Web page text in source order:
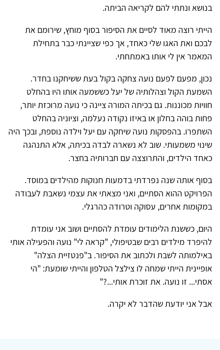
בנושא ונתתי להם לקריאה הביתה.
הייתי רוצה מאוד לסיים את הסיפור בסוף מוחץ, שירומם את
לבכם ואת האגו שלי כאחד, אך כפי שציינתי כבר בתחילת
המאמר אין לי אותו באמתחתי.
נכון, מפעם לפעם נועה צחקה בקול בעת ששיחקנו בחדר.
השמעת הקול וצהלותיה של יעל כששמעה אותו היו בהחלט
חוויות מכוננות. גם בכיתה המורה ציינה כי נועה מרוכזת יותר,
פחות בוהה בחלון או באיזו נקודה נעלמה, וציוניה בהחלט
השתפרו. בהפסקות נועה שיחקה עם יעל וילדה נוספת, ובכך היה
שינוי משמעותי. שוב לא נשארה לבדה בכיתה, אלא התנהגה
כאחד הילדים, והתרוצצה עם חברותיה בחצר.
בסוף אותה שנה נפרדתי בדמעות חנוקות מהילדים במוסד.
הפרויקט ההוא הסתיים, ואני מצאתי את עצמי נשאבת לעבודה
במקומות אחרים, עסוקה וטרודה כהרגלי.
היום, כששנת הלימודים עומדת להסתיים ושוב אני עומדת
להיפרד מילדים רבים שבטיפולי, "קראה לי" נועה והפעילה אותי
באילמותה לשבת ולכתוב את הסיפור. ב"פנטזיית הצלה"
אופיינית הייתי שמחה לו צילצל הטלפון והייתי שומעת: "הי
אסתי... זו נועה. את זוכרת אותי...?"
אבל אני יודעת שהדבר לא יקרה.